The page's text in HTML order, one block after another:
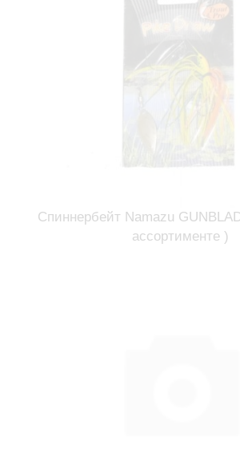
Спиннербейт Namazu
ассортименте )